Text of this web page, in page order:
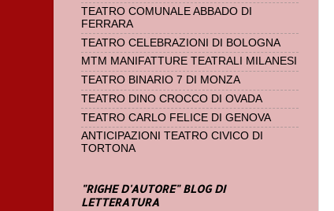
TEATRO COMUNALE ABBADO DI
FERRARA
TEATRO CELEBRAZIONI DI BOLOGNA
MTM MANIFATTURE TEATRALI MILANESI
TEATRO BINARIO 7 DI MONZA
TEATRO DINO CROCCO DI OVADA
TEATRO CARLO FELICE DI GENOVA
ANTICIPAZIONI TEATRO CIVICO DI
TORTONA
"RIGHE D'AUTORE" BLOG DI
LETTERATURA